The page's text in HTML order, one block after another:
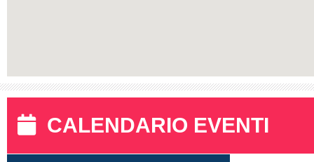
CALENDARIO EVENTI